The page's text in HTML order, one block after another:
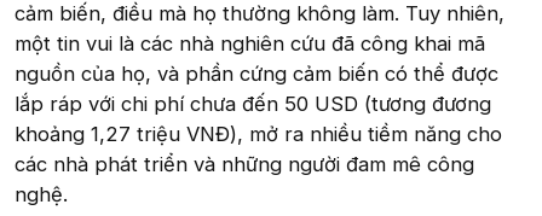
cảm biến, điều mà họ thường không làm. Tuy nhiên,
một tin vui là các nhà nghiên cứu đã công khai mã
nguồn của họ, và phần cứng cảm biến có thể được
lắp ráp với chi phí chưa đến 50 USD (tương đương
khoảng 1,27 triệu VNĐ), mở ra nhiều tiềm năng cho
các nhà phát triển và những người đam mê công
nghệ.